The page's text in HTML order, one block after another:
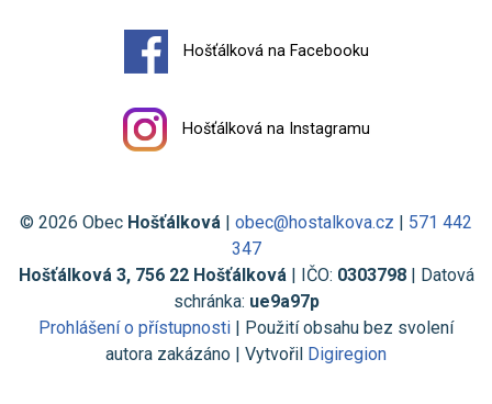
Hošťálková na Facebooku
Hošťálková na Instagramu
© 2026 Obec Hošťálková | obec@hostalkova.cz | 571 442
347
Hošťálková 3, 756 22 Hošťálková| IČO: 0303798| Datová
schránka: ue9a97p
Prohlášení o přístupnosti | Použití obsahu bez svolení
autora zakázáno | Vytvořil Digiregion